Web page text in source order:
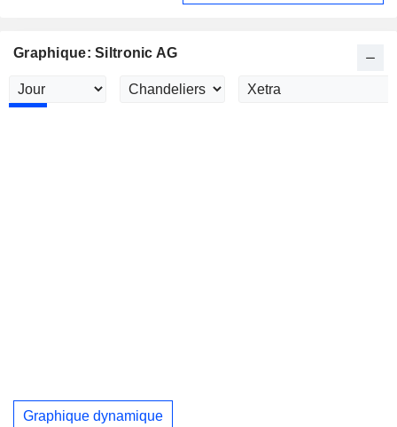
Graphique: Siltronic AG
Graphique dynamique